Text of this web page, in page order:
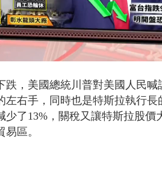
，美國總統川普對美國人民喊
右手，同時也是特斯拉執行長
了13%，關稅又讓特斯拉股價
區。